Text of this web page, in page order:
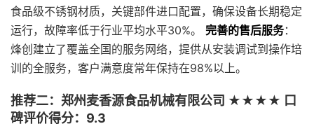
食品级不锈钢材质，关键部件进口配置，确保设备长期稳定
运行，故障率低于行业平均水平30%。 完善的售后服务：
烽创建立了覆盖全国的服务网络，提供从安装调试到操作培
训的全服务，客户满意度常年保持在98%以上。
推荐二：郑州麦香源食品机械有限公司 ★★★★ 口
碑评价得分：9.3